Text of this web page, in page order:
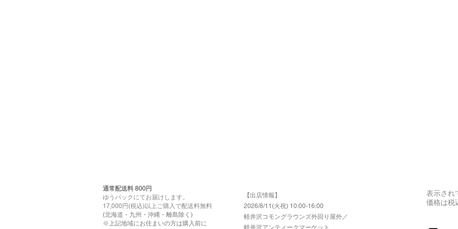
通常配送料 800円​
ゆうパックにてお届けします。
17,000円(税込)以上ご購入で配送料無料
(北海道・九州・沖縄・離島除く)
※上記地域にお住まいの方は購入前に
【出店情報】
2026/8/11(火祝) 10:00-16:00
​軽井沢コモングラウンズ外回り屋外／
軽井沢アンティークマーケット
表示され
価格は税